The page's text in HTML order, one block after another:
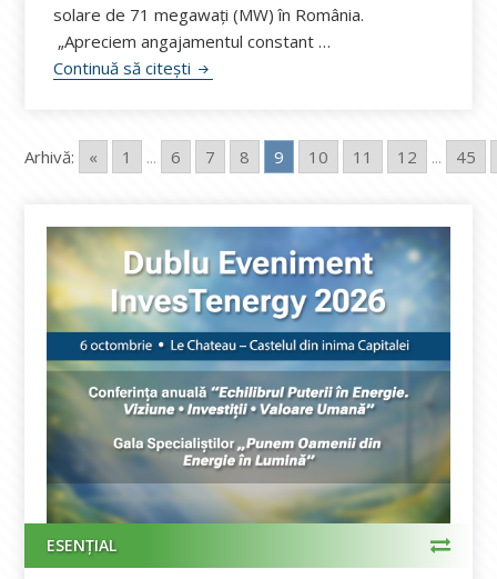
solare de 71 megawați (MW) în România.
„Apreciem angajamentul constant …
Continuă să citești INVL Renewable Energy Fund I
Arhivă: « 1 ... 6 7 8 9 10 11 12 ... 45
ESENȚIAL